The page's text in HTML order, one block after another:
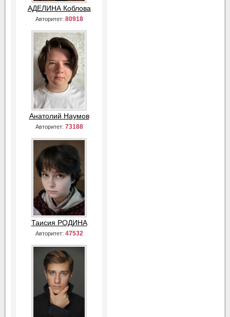
АДЕЛИНА Коблова
Авторитет: 80918
Анатолий Наумов
Авторитет: 73188
Таисия РОДИНА
Авторитет: 47532